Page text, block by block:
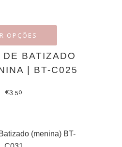
OPÇÕES
DE BATIZADO
| BT-C025
€3.50